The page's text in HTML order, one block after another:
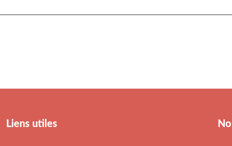
Liens utiles